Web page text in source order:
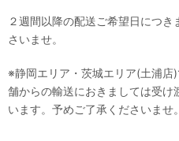
２週間以降の配送ご希望日につ
さいませ。
※静岡エリア・茨城エリア(土浦
舗からの輸送におきましては受
います。予めご了承くださいませ。